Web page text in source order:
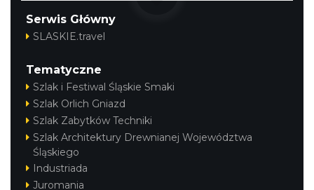
20.90 km
Serwis Główny
SLASKIE.travel
Tematyczne
Szlak i Festiwal Śląskie Smaki
Szlak Orlich Gniazd
Szlak Zabytków Techniki
Szlak Architektury Drewnianej Województwa
Śląskiego
Industriada
Juromania